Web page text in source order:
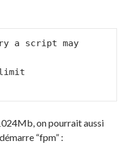
a script may
limit
on pourrait aussi
“fpm” :